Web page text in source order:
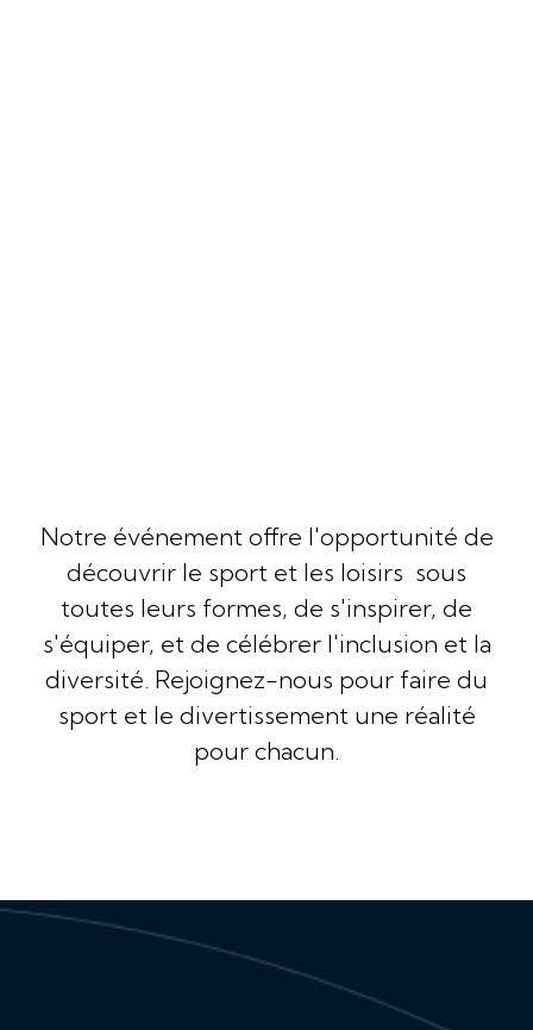
Notre événement offre l'opportunité de
découvrir le sport et les loisirs sous
toutes leurs formes, de s'inspirer, de
s'équiper, et de célébrer l'inclusion et la
diversité. Rejoignez-nous pour faire du
sport et le divertissement une réalité
pour chacun.